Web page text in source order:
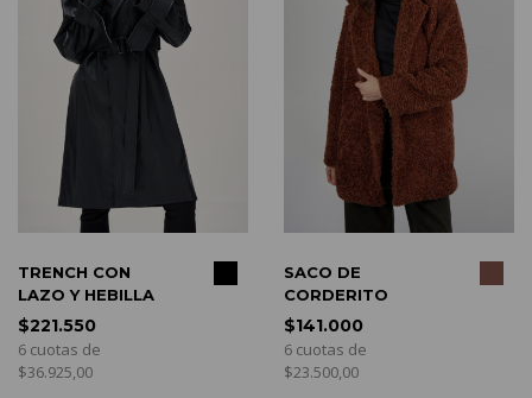
CON
Y HEBILLA
de
SACO DE
CORDERITO
$141.000
6 cuotas de
$23.500,00